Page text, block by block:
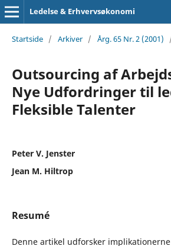
Ledelse & Erhvervsøkonomi
Startside / Arkiver / Årg. 65 Nr. 2 (2001)
Outsourcing af
Nye Udfordringer til
Fleksible Talenter
Peter V. Jenster
Jean M. Hiltrop
Resumé
Denne artikel udforsker